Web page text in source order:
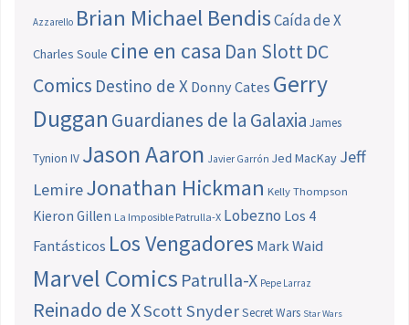
Azzarello Brian Michael BendisCaída de X
Charles Soule cine en casa Dan SlottDC
Comics Destino de X Donny Cates Gerry
Duggan Guardianes de la Galaxia James
Tynion IV Jason Aaron Javier Garrón Jed MacKay Jeff
LemireJonathan Hickman Kelly Thompson
Kieron Gillen La Imposible Patrulla-X Lobezno Los 4
Fantásticos Los Vengadores Mark Waid
Marvel Comics Patrulla-X Pepe Larraz
Reinado de XScott SnyderSecret Wars Star Wars